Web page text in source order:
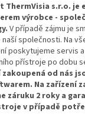
ThermVisia s.r.o. je
výrobce -
V případě zájmu je
společnosti. Na
poskytujeme servis
přístroje po dobu
od nás
Na zařízení
záruku 2 roky a
v případě